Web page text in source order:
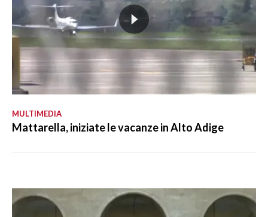
MULTIMEDIA
Mattarella, iniziate le vacanze in Alto Adige